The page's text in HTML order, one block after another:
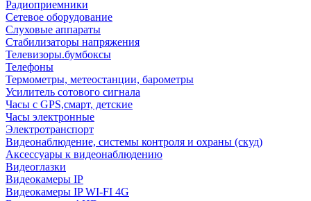
Радиоприемники
Сетевое оборудование
Слуховые аппараты
Стабилизаторы напряжения
Телевизоры.бумбоксы
Телефоны
Термометры, метеостанции, барометры
Усилитель сотового сигнала
Часы с GPS,смарт, детские
Часы электронные
Электротранспорт
Видеонаблюдение, системы контроля и охраны (скуд)
Аксессуары к видеонаблюдению
Видеоглазки
Видеокамеры IP
Видеокамеры IP WI-FI 4G